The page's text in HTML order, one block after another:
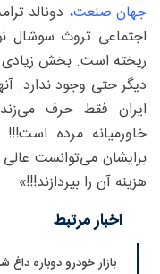
جهان صنعت، دونالد
اجتماعی تروث سوشال
ریخته است. بخش زیادی
دیگر حتی وجود ندارد.
ایران فقط حرف
خاورمیانه مرده است!!!
برایشان می‌توانست
هزینه آن را بپردازند!!!»
اخبار مرتبط
بازار خودرو دوباره